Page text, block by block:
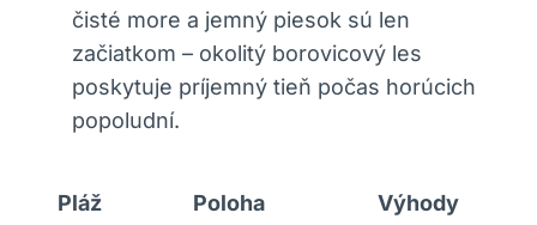
čisté more a jemný piesok sú len
začiatkom – okolitý borovicový les
poskytuje príjemný tieň počas horúcich
popoludní.
Pláž Poloha Výhody